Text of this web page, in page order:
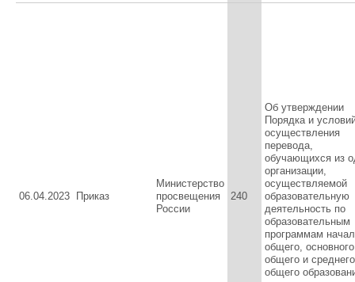
06.04.2023 Приказ
Министерство
просвещения
России
240
Об утверждении
Порядка и
осуществления
перевода,
обучающихся из
организации,
осуществляемой
образовательную
деятельность по
образовательным
программам
общего, основного
общего и среднего
общего